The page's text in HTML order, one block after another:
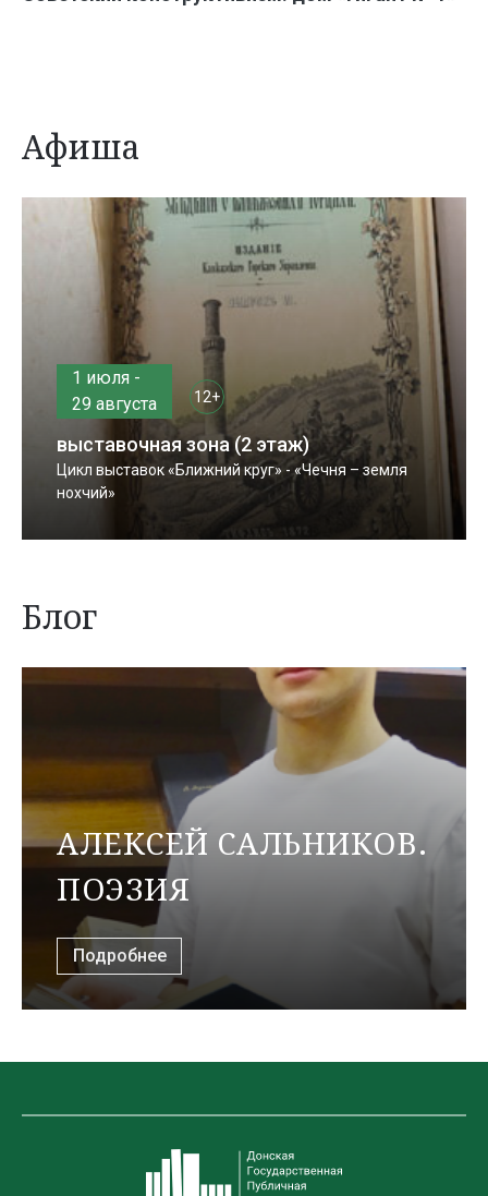
Афиша
1 июля -
29 августа
12+
выставочная зона (2 этаж)
Цикл выставок «Ближний круг» - «Чечня – земля
нохчий»
Блог
АЛЕКСЕЙ САЛЬНИКОВ.
ПОЭЗИЯ
Подробнее